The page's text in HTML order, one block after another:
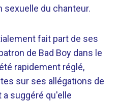
du chanteur.
fait part de ses
de Bad Boy dans le
rapidement réglé,
sur ses allégations de
suggéré qu'elle